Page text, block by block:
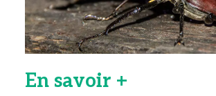
En savoir +